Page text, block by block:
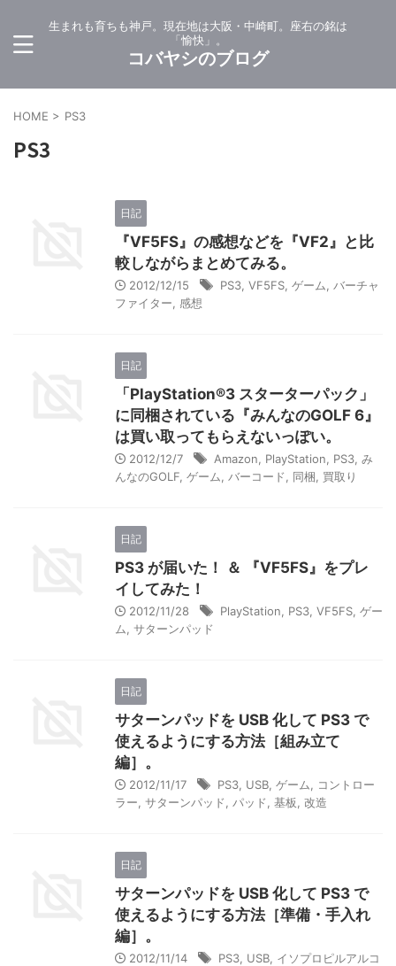
生まれも育ちも神戸。現在地は大阪・中崎町。座右の銘は
「愉快」。
コバヤシのブログ
HOME > PS3
PS3
日記
『VF5FS』の感想などを『VF2』と比
較しながらまとめてみる。
2012/12/15 PS3 VF5FS ゲーム
バーチャ
ファイター
感想
日記
「PlayStation®3 スターターパック」
に同梱されている『みんなのGOLF 6』
は買い取ってもらえないっぽい。
2012/12/7 Amazon PlayStation PS3 み
んなのGOLF ゲーム バーコード 同梱 買取り
日記
PS3 が届いた！ ＆ 『VF5FS』をプレ
イしてみた！
2012/11/28 PlayStation PS3 VF5FS ゲー
ム
サターンパッド
日記
サターンパッドを USB 化して PS3 で
使えるようにする方法［組み立て
編］。
2012/11/17 PS3 USB ゲーム
コントロー
ラー サターンパッド パッド 基板 改造
日記
サターンパッドを USB 化して PS3 で
使えるようにする方法［準備・手入れ
編］。
2012/11/14 PS3 USB イソプロピルアルコ